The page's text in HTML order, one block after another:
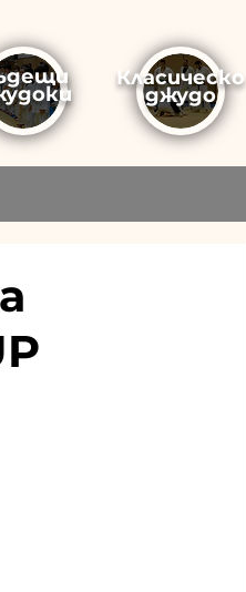
Класическо
джудо